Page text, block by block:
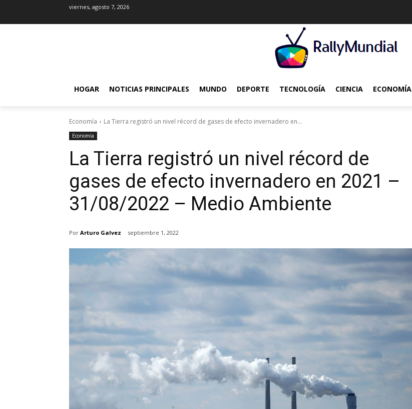
viernes, agosto 7, 2026
HOGAR NOTICIAS PRINCIPALES MUNDO DEPORTE TECNOLOGÍA CIENCIA ECONOMÍA
Economía La Tierra registró un nivel récord de gases de efecto invernadero en...
Economía
La Tierra registró un nivel récord de
gases de efecto invernadero en 2021 –
31/08/2022 – Medio Ambiente
Por Arturo Galvez septiembre 1, 2022